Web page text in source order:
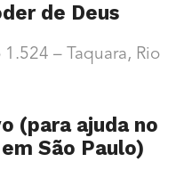
de Deus
– Taquara, Rio
(para ajuda no
São Paulo)